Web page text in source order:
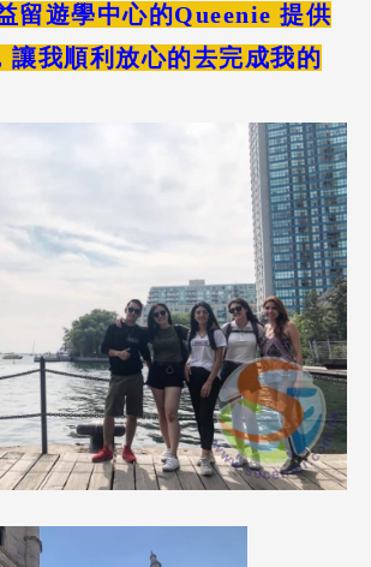
留遊學中心的Queenie 提供
讓我順利放心的去完成我的